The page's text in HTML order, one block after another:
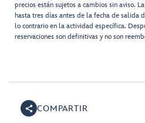
precios están sujetos a cambios sin aviso.
hasta tres días antes de la fecha de salida
lo contrario en la actividad específica.
reservaciones son definitivas y no son
COMPARTIR